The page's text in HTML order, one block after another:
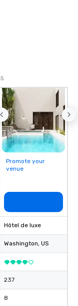
Promote your
venue
Hôtel de luxe
Washington, US
237
8